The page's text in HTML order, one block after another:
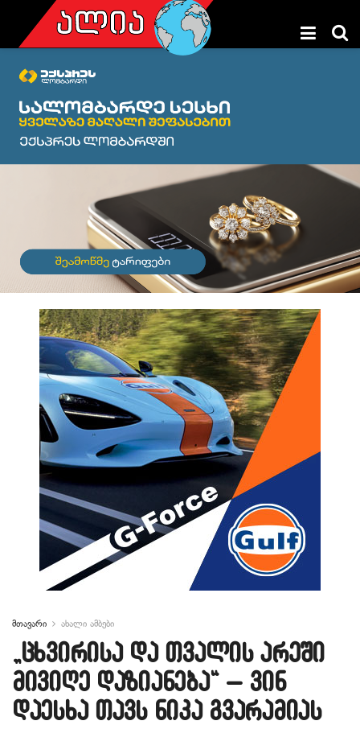
მთავარი ახალი ამბები
„ცხვირისა და თვალის არეში
მივიღე დაზიანება“ – ვინ
დაესხა თავს ნიკა გვარამიას